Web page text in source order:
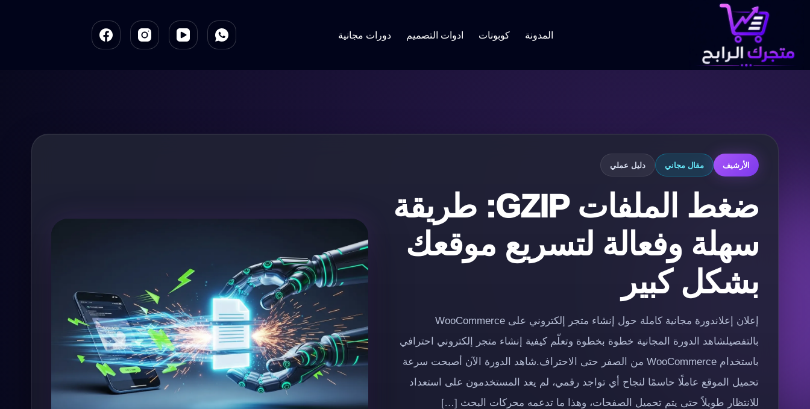
المدونة كوبونات ادوات التصميم دورات مجانية
الأرشيف مقال مجاني دليل عملي
ضغط الملفات GZIP: طريقة
سهلة وفعالة لتسريع موقعك
بشكل كبير
إعلان إعلاندورة مجانية كاملة حول إنشاء متجر إلكتروني على WooCommerce
بالتفصيلشاهد الدورة المجانية خطوة بخطوة وتعلّم كيفية إنشاء متجر إلكتروني احترافي
باستخدام WooCommerce من الصفر حتى الاحتراف.شاهد الدورة الآن أصبحت سرعة
تحميل الموقع عاملًا حاسمًا لنجاح أي تواجد رقمي، لم يعد المستخدمون على استعداد
للانتظار طويلاً حتى يتم تحميل الصفحات، وهذا ما تدعمه محركات البحث […]